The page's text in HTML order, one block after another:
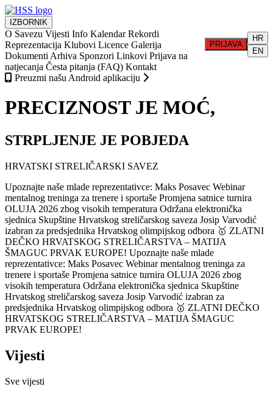
IZBORNIK
O Savezu Vijesti Info Kalendar Rekordi
Reprezentacija Klubovi Licence Galerija
Dokumenti Arhiva Sponzori Linkovi Prijava na
natjecanja Česta pitanja (FAQ) Kontakt
PRIJAVA
HR
EN
Preuzmi našu Android aplikaciju
PRECIZNOST JE MOĆ,
STRPLJENJE JE POBJEDA
HRVATSKI STRELIČARSKI SAVEZ
Upoznajte naše mlade reprezentativce: Maks Posavec Webinar
mentalnog treninga za trenere i sportaše Promjena satnice turnira
OLUJA 2026 zbog visokih temperatura Održana elektronička
sjednica Skupštine Hrvatskog streličarskog saveza Josip Varvodić
izabran za predsjednika Hrvatskog olimpijskog odbora 🥇 ZLATNI
DEČKO HRVATSKOG STRELIČARSTVA – MATIJA
ŠMAGUC PRVAK EUROPE! Upoznajte naše mlade
reprezentativce: Maks Posavec Webinar mentalnog treninga za
trenere i sportaše Promjena satnice turnira OLUJA 2026 zbog
visokih temperatura Održana elektronička sjednica Skupštine
Hrvatskog streličarskog saveza Josip Varvodić izabran za
predsjednika Hrvatskog olimpijskog odbora 🥇 ZLATNI DEČKO
HRVATSKOG STRELIČARSTVA – MATIJA ŠMAGUC
PRVAK EUROPE!
Vijesti
Sve vijesti